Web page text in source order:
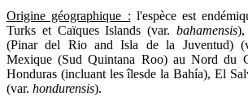
Origine géographique : l'espèce est
Turks et Caïques Islands (var. bahamensis),
(Pinar del Rio and Isla de la Juventud)
Mexique (Sud Quintana Roo) au Nord du
Honduras (incluant les îlesde la Bahía), El
(var. hondurensis).